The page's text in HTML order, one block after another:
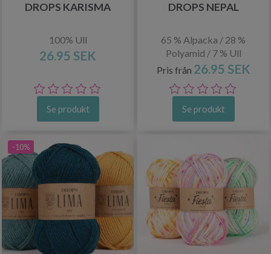
DROPS KARISMA
100% Ull
26.95 SEK
Se produkt
DROPS NEPAL
65 % Alpacka / 28 %
Polyamid / 7 % Ull
Pris från 26.95 SEK
Se produkt
-10%